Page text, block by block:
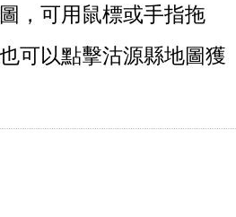
，可用鼠標或手指拖
可以點擊沽源縣地圖獲